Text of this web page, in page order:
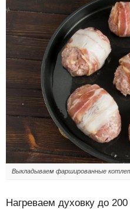
Выкладываем фаршированные
Нагреваем духовку до